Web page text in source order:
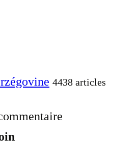
4438 articles